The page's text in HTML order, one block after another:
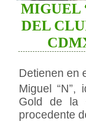
MIGUEL
DEL
Detienen en
Miguel “N”,
Gold de la
procedente